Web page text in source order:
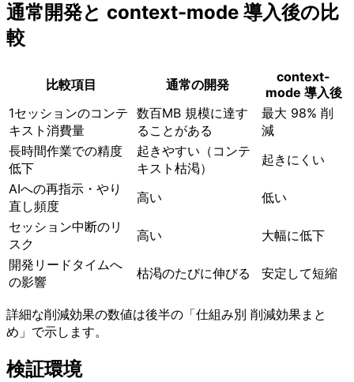
通常開発と context-mode 導入後の比
較
比較項目 通常の開発
context-
mode 導入後
1セッションのコンテ
キスト消費量
数百MB 規模に達す
ることがある
最大 98% 削
減
長時間作業での精度
低下
起きやすい（コンテ
キスト枯渇）
起きにくい
AIへの再指示・やり
直し頻度
高い
低い
セッション中断のリ
スク
高い
大幅に低下
開発リードタイムへ
の影響
枯渇のたびに伸びる 安定して短縮
詳細な削減効果の数値は後半の「仕組み別 削減効果まと
め」で示します。
検証環境